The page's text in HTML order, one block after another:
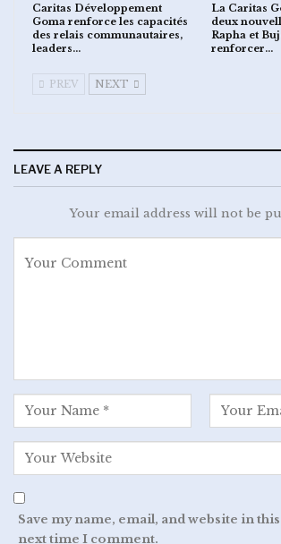
Caritas Développement
Goma renforce les capacités
des relais communautaires,
leaders…
La Caritas
deux
Rapha et
renforcer…
PREV NEXT
LEAVE A REPLY
Your email address will not be
Save my name, email, and website in
next time I comment.